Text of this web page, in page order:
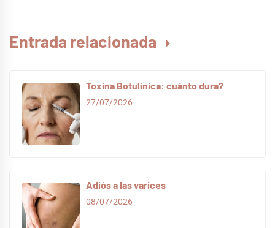
Entrada relacionada
Toxina Botulínica: cuánto dura?
27/07/2026
Adiós a las varices
08/07/2026